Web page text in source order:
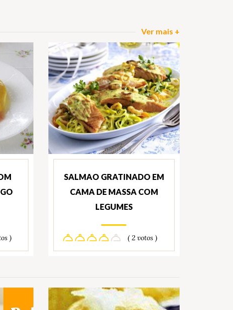
Ver mais +
)
SALMAO GRATINADO EM
CAMA DE MASSA COM
LEGUMES
( 2 votos )